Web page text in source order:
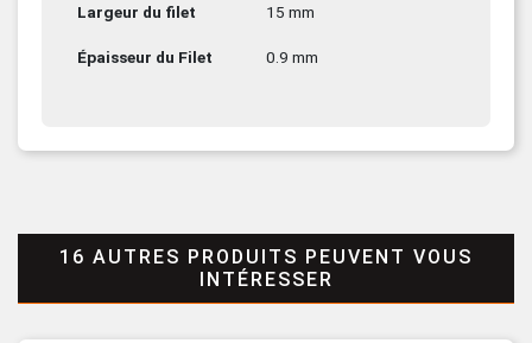
Largeur du filet 15 mm
Épaisseur du Filet 0.9 mm
16 AUTRES PRODUITS PEUVENT VOUS
INTÉRESSER